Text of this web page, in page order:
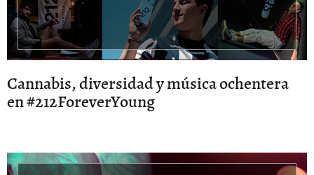
Cannabis, diversidad y música ochentera
en #212ForeverYoung